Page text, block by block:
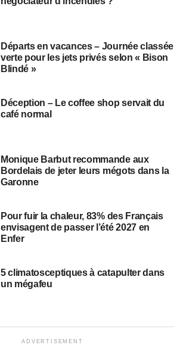
Départs en vacances – Journée classée
verte pour les jets privés selon « Bison
Blindé »
Déception – Le coffee shop servait du
café normal
Monique Barbut recommande aux
Bordelais de jeter leurs mégots dans la
Garonne
Pour fuir la chaleur, 83% des Français
envisagent de passer l’été 2027 en
Enfer
5 climatosceptiques à catapulter dans
un mégafeu
ADVERTISEMENT